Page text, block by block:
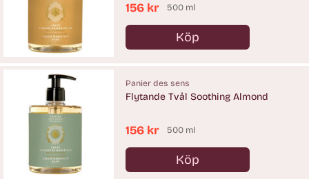
156 kr 500 ml
Köp
Antal
Panier des sens
Flytande Tvål Soothing Almond
156 kr 500 ml
Köp
Antal